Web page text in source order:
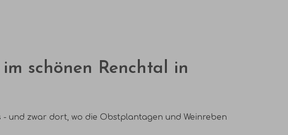
schönen Renchtal in
- und zwar dort, wo die Obstplantagen und Weinreben